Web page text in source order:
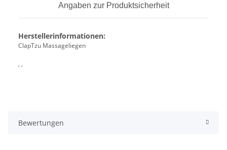
Angaben zur Produktsicherheit
Herstellerinformationen:
ClapTzu Massageliegen
, ,
Bewertungen